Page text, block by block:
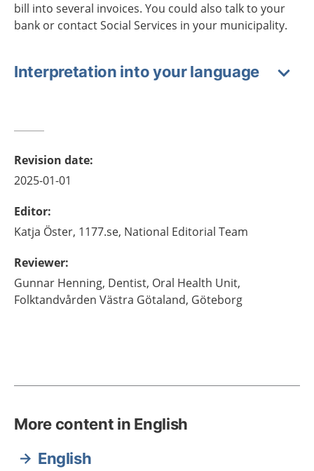
bill into several invoices. You could also talk to your
bank or contact Social Services in your municipality.
Interpretation into your language
Revision date:
2025-01-01
Editor:
Katja Öster, 1177.se, National Editorial Team
Reviewer:
Gunnar Henning, Dentist, Oral Health Unit,
Folktandvården Västra Götaland, Göteborg
More content in English
English